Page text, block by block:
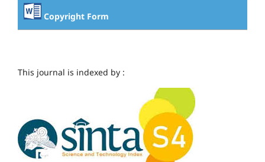
Copyright Form
This journal is indexed by :